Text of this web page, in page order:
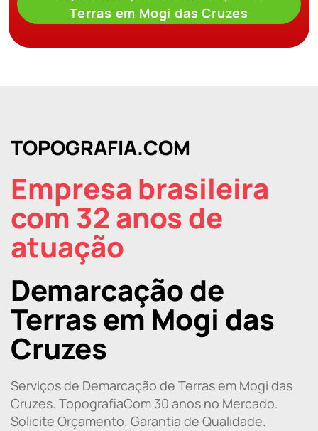
Terras em Mogi das Cruzes
TOPOGRAFIA.COM
Empresa brasileira
com 32 anos de
atuação
Demarcação de
Terras em Mogi das
Cruzes
Serviços de Demarcação de Terras em Mogi das
Cruzes. TopografiaCom 30 anos no Mercado.
Solicite Orçamento. Garantia de Qualidade.